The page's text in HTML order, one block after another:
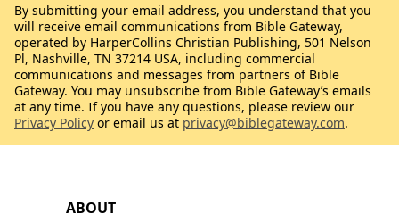
ABOUT
By submitting your email address, you understand that you
will receive email communications from Bible Gateway,
operated by HarperCollins Christian Publishing, 501 Nelson
Pl, Nashville, TN 37214 USA, including commercial
communications and messages from partners of Bible
Gateway. You may unsubscribe from Bible Gateway’s emails
at any time. If you have any questions, please review our
Privacy Policy or email us at privacy@biblegateway.com.